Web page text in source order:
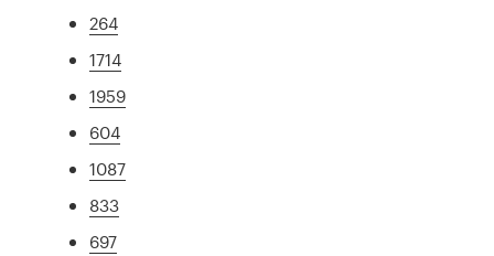
264
1714
1959
604
1087
833
697